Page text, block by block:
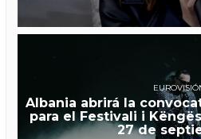
Albania abrirá la
para el Festivali i
27 de